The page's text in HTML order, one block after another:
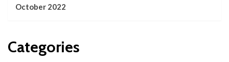
October 2022
Categories